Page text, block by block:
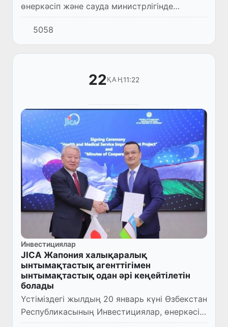
өнеркәсіп және сауда министрлігінде
министрдің орынбасары Акрам Алиев пен
Финляндия Республикасының Орталық
Азиядағы Елшісі Илкка Раисаненнің...
5058
22ҚАҢ11:22
Инвестициялар
JICA Жапония халықаралық
ынтымақтастық агенттігімен
ынтымақтастық одан әрі кеңейтілетін
болады
Үстіміздегі жылдың 20 январь күні Өзбекстан
Республикасының Инвестициялар, өнеркәсіп
және сауда министрі Лазиз Кудратов JICA